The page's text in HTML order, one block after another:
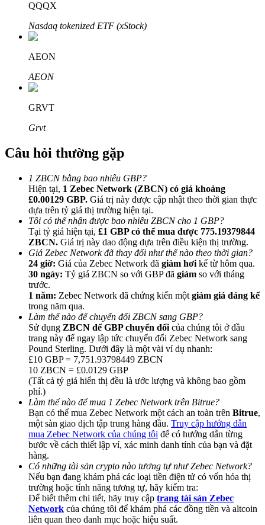
Đối tác Bitrue
Lên đến 65% hoa hồng!
Giới thiệu
Mời một người bạn để nhận phần thưởng tiền mặt
Deposit CASHCAT & Win
Deposit CASHCAT & Win
Share 500000 CASHCAT prize pool
Exclusive for BitMart Users
Register & Trade to Win 500,000 USDT
QQQX
Nasdaq tokenized ETF (xStock)
AEON
AEON
GRVT
Grvt
Câu hỏi thường gặp
1 ZBCN bằng bao nhiêu GBP?
Hiện tại, 1 Zebec Network (ZBCN) có giá khoảng
£0.00129 GBP. Giá trị này được cập nhật theo thời gian thực
dựa trên tỷ giá thị trường hiện tại.
Tôi có thể nhận được bao nhiêu ZBCN cho 1 GBP?
Tại tỷ giá hiện tại, £1 GBP có thể mua được 775.19379844
ZBCN. Giá trị này dao động dựa trên điều kiện thị trường.
Giá Zebec Network đã thay đổi như thế nào theo thời gian?
24 giờ: Giá của Zebec Network đã giảm hơi kể từ hôm qua.
30 ngày: Tỷ giá ZBCN so với GBP đã giảm so với tháng
trước.
1 năm: Zebec Network đã chứng kiến một giảm giá đáng kể
trong năm qua.
Làm thế nào để chuyển đổi ZBCN sang GBP?
Sử dụng ZBCN để GBP chuyển đổi của chúng tôi ở đầu
trang này để ngay lập tức chuyển đổi Zebec Network sang
Pound Sterling. Dưới đây là một vài ví dụ nhanh:
£10 GBP = 7,751.93798449 ZBCN
10 ZBCN = £0.0129 GBP
(Tất cả tỷ giá hiển thị đều là ước lượng và không bao gồm
phí.)
Làm thế nào để mua 1 Zebec Network trên Bitrue?
Bạn có thể mua Zebec Network một cách an toàn trên Bitrue,
một sàn giao dịch tập trung hàng đầu. Truy cập hướng dẫn
mua Zebec Network của chúng tôi để có hướng dẫn từng
bước về cách thiết lập ví, xác minh danh tính của bạn và đặt
hàng.
Có những tài sản crypto nào tương tự như Zebec Network?
Nếu bạn đang khám phá các loại tiền điện tử có vốn hóa thị
trường hoặc tính năng tương tự, hãy kiểm tra:
Để biết thêm chi tiết, hãy truy cập trang tài sản Zebec
Network của chúng tôi để khám phá các đồng tiền và altcoin
liên quan theo danh mục hoặc hiệu suất.